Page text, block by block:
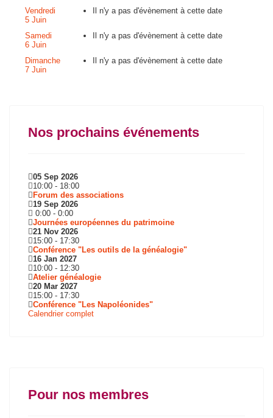
Vendredi
5 Juin
Il n'y a pas d'évènement à cette date
Samedi
6 Juin
Il n'y a pas d'évènement à cette date
Dimanche
7 Juin
Il n'y a pas d'évènement à cette date
Nos prochains événements
05 Sep 2026
10:00 - 18:00
Forum des associations
19 Sep 2026
0:00 - 0:00
Journées européennes du patrimoine
21 Nov 2026
15:00 - 17:30
Conférence "Les outils de la généalogie"
16 Jan 2027
10:00 - 12:30
Atelier généalogie
20 Mar 2027
15:00 - 17:30
Conférence "Les Napoléonides"
Calendrier complet
Pour nos membres